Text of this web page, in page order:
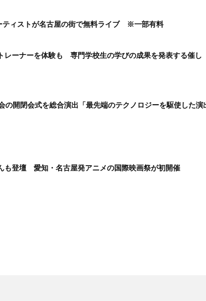
ティストが名古屋の街で無料ライブ ※一部有料
レーナーを体験も 専門学校生の学びの成果を発表する催し
の開閉会式を総合演出「最先端のテクノロジーを駆使した演
も登壇 愛知・名古屋発アニメの国際映画祭が初開催